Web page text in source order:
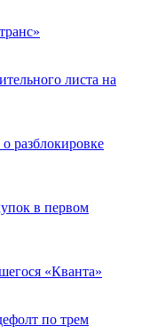
листа на
разблокировке
в первом
«Кванта»
по трем